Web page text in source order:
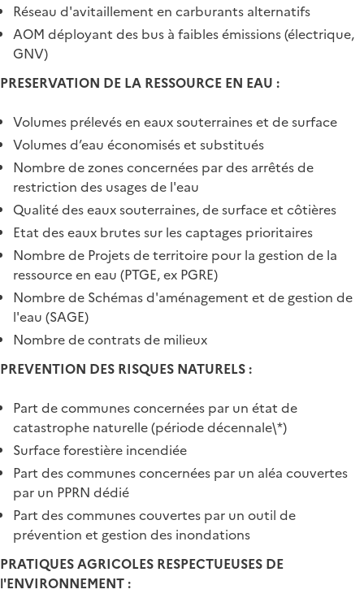
Réseau d'avitaillement en carburants alternatifs
AOM déployant des bus à faibles émissions (électrique,
GNV)
PRESERVATION DE LA RESSOURCE EN EAU :
Volumes prélevés en eaux souterraines et de surface
Volumes d’eau économisés et substitués
Nombre de zones concernées par des arrêtés de
restriction des usages de l'eau
Qualité des eaux souterraines, de surface et côtières
Etat des eaux brutes sur les captages prioritaires
Nombre de Projets de territoire pour la gestion de la
ressource en eau (PTGE, ex PGRE)
Nombre de Schémas d'aménagement et de gestion de
l'eau (SAGE)
Nombre de contrats de milieux
PREVENTION DES RISQUES NATURELS :
Part de communes concernées par un état de
catastrophe naturelle (période décennale\*)
Surface forestière incendiée
Part des communes concernées par un aléa couvertes
par un PPRN dédié
Part des communes couvertes par un outil de
prévention et gestion des inondations
PRATIQUES AGRICOLES RESPECTUEUSES DE
l'ENVIRONNEMENT :